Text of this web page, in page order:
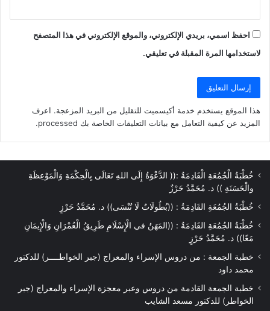
احفظ اسمي، بريدي الإلكتروني، والموقع الإلكتروني في هذا المتصفح
لاستخدامها المرة المقبلة في تعليقي.
هذا الموقع يستخدم خدمة أكيسميت للتقليل من البريد المزعجة. اعرف
المزيد عن كيفية التعامل مع بيانات التعليقات الخاصة بك processed
.
خُطْبَةُ الْجُمُعَةِ الْقَادِمَةُ :(( الدَّعْوَةُ إِلَى اللهِ تَعَالَى بِالْحِكْمَةِ وَالْمَوْعِظَةِ
والْحَسَنَةِ )) د. مُحَمَّدُ حَرْزٌ
خُطْبَةُ الجُمُعَةِ القَادِمَةُ : ((بُطُولَاتٌ لَا تُنْسَى)) د. مُحَمَّدُ حَرْزٍ
خُطْبَةُ الجُمُعَةِ القَادِمَةُ : ((المَهَنُ في الْإِسْلَامِ طَرِيقُ الْعُمْرَانِ وَالْإِيمَانِ
مَعًا)) د. مُحَمَّدُ حَرْزٍ
خطبة الجمعة : من دروس الإسراء والمعراج (جبر الخواطــــر) للدكتور
محمد داود
خطبة الجمعة القادمة من دروس وعبر معجزة الإسراء والمعراج (جبر
الخواطر) للدكتور مسعد الشايب